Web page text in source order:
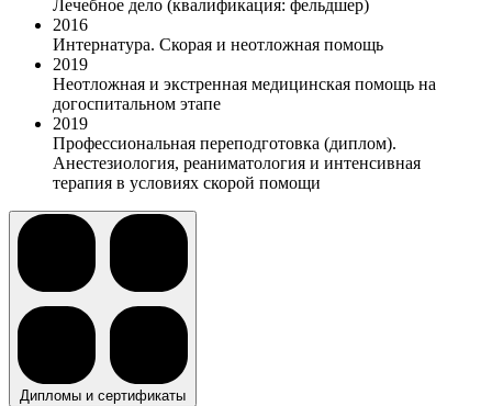
Лечебное дело (квалификация: фельдшер)
2016
Интернатура. Скорая и неотложная помощь
2019
Неотложная и экстренная медицинская помощь на
догоспитальном этапе
2019
Профессиональная переподготовка (диплом).
Анестезиология, реаниматология и интенсивная
терапия в условиях скорой помощи
Дипломы и сертификаты